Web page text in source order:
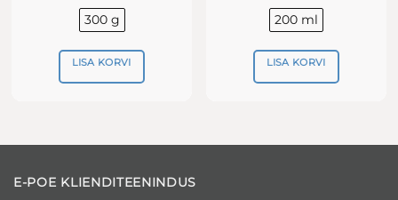
300 g
LISA KORVI
200 ml
LISA KORVI
E-POE KLIENDITEENINDUS